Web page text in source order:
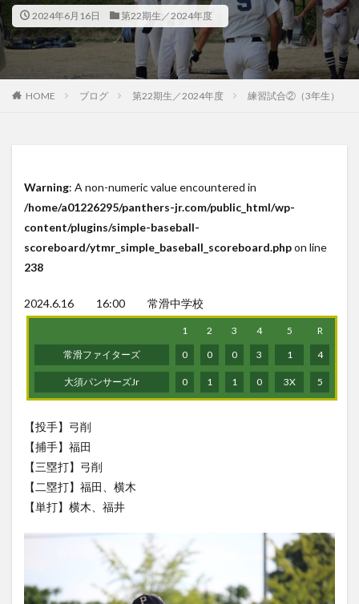
2024年6月16日 第22期生／2024年度
HOME ブログ 第22期生／2024年度 練習試合②（3年生）
Warning: A non-numeric value encountered in
/home/a01226295/panthers-jr.com/public_html/wp-
content/plugins/simple-baseball-
scoreboard/ytmr_simple_baseball_scoreboard.phpon line
238
2024.6.16 16:00 常滑中学校
1 2 3 4 5
R
常滑ファイターズ
0 0 0 3 1 4
大須パンサーズJr 0 1 1 0 3X 5
【投手】弓削
【捕手】福田
【三塁打】弓削
【二塁打】福田、横木
【単打】横木、福井